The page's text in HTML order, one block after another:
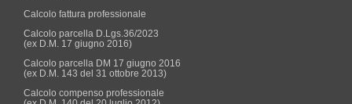
Calcolo fattura professionale
Calcolo parcella D.Lgs.36/2023
(ex D.M. 17 giugno 2016)
Calcolo parcella DM 17 giugno 2016
(ex D.M. 143 del 31 ottobre 2013)
Calcolo compenso professionale